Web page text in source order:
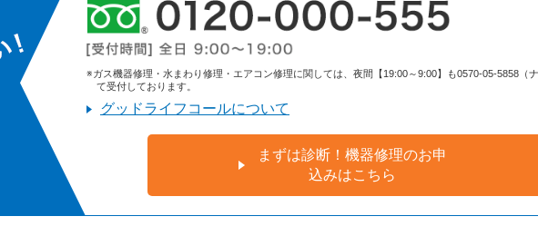
※ガス機器修理・水まわり修理・エアコン修理に関しては、夜間【19:00～9:00】も0570-05-5858（
て受付しております。
グッドライフコールについて
まずは診断！機器修理のお申
込みはこちら